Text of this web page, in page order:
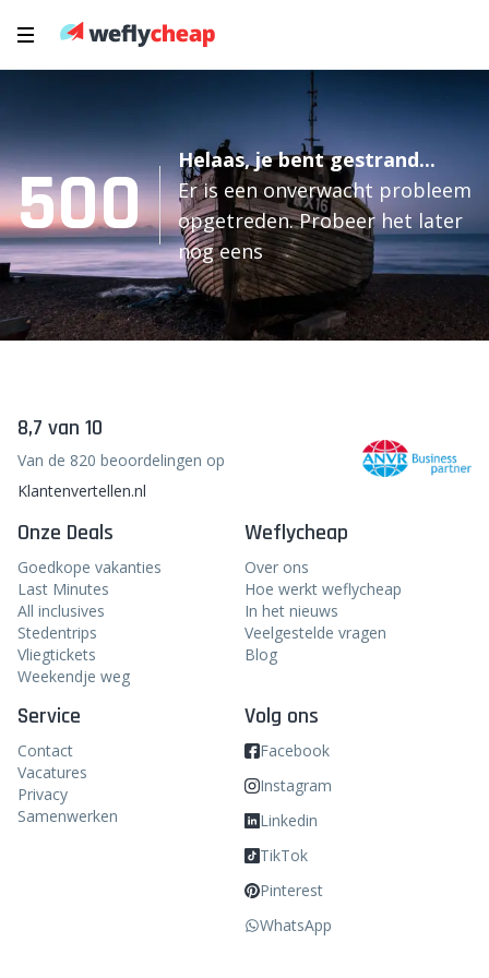
500
Helaas, je bent gestrand...
Er is een onverwacht probleem
opgetreden. Probeer het later
nog eens
8,7 van 10
Van de 820 beoordelingen op
Klantenvertellen.nl
Onze Deals
Goedkope vakanties
Last Minutes
All inclusives
Stedentrips
Vliegtickets
Weekendje weg
Weflycheap
Over ons
Hoe werkt weflycheap
In het nieuws
Veelgestelde vragen
Blog
Service
Contact
Vacatures
Privacy
Samenwerken
Volg ons
Facebook
Instagram
Linkedin
TikTok
Pinterest
WhatsApp